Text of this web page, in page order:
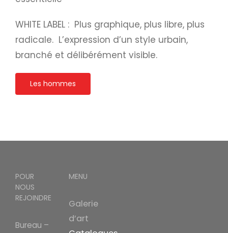
WHITE LABEL : Plus graphique, plus libre, plus
radicale. L’expression d’un style urbain,
branché et délibérément visible.
Les hommes
POUR
NOUS
REJOINDRE
Bureau –
MENU
Galerie
d’art